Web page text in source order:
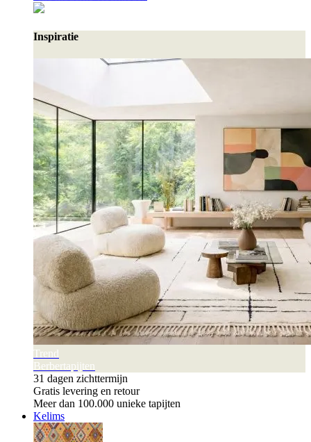
Inspiratie
Trend
Berbertapijten
31 dagen zichttermijn
Gratis levering en retour
Meer dan 100.000 unieke tapijten
Kelims